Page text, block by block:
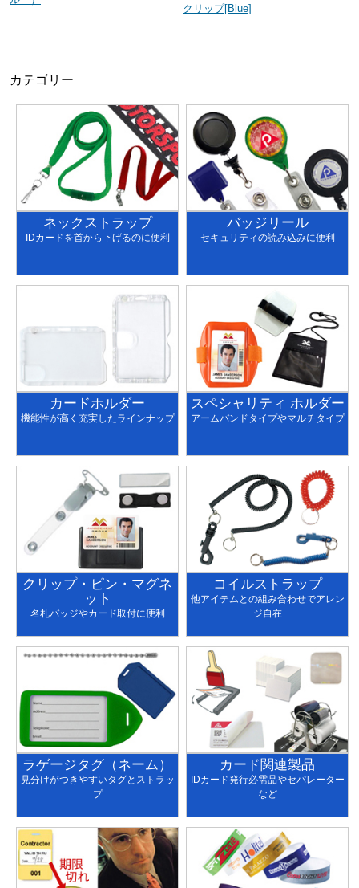
クリップ[Blue]
カテゴリー
ネックストラップ
IDカードを首から下げるのに便利
バッジリール
セキュリティの読み込みに便利
カードホルダー
機能性が高く充実したラインナップ
スペシャリティ ホルダー
アームバンドタイプやマルチタイプ
クリップ・ピン・マグネ
ット
名札バッジやカード取付に便利
コイルストラップ
他アイテムとの組み合わせでアレン
ジ自在
ラゲージタグ（ネーム）
見分けがつきやすいタグとストラッ
プ
カード関連製品
IDカード発行必需品やセパレーター
など